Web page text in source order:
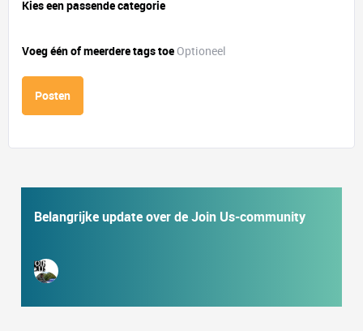
Kies een passende categorie
Voeg één of meerdere tags toeOptioneel
Posten
Belangrijke update over de Join Us-community